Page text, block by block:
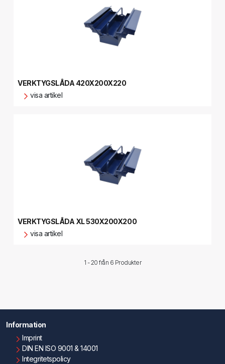
VERKTYGSLÅDA 420X200X220
visa artikel
VERKTYGSLÅDA XL 530X200X200
visa artikel
1 - 20 från 6 Produkter
Information
Imprint
DIN EN ISO 9001 & 14001
Integritetspolicy